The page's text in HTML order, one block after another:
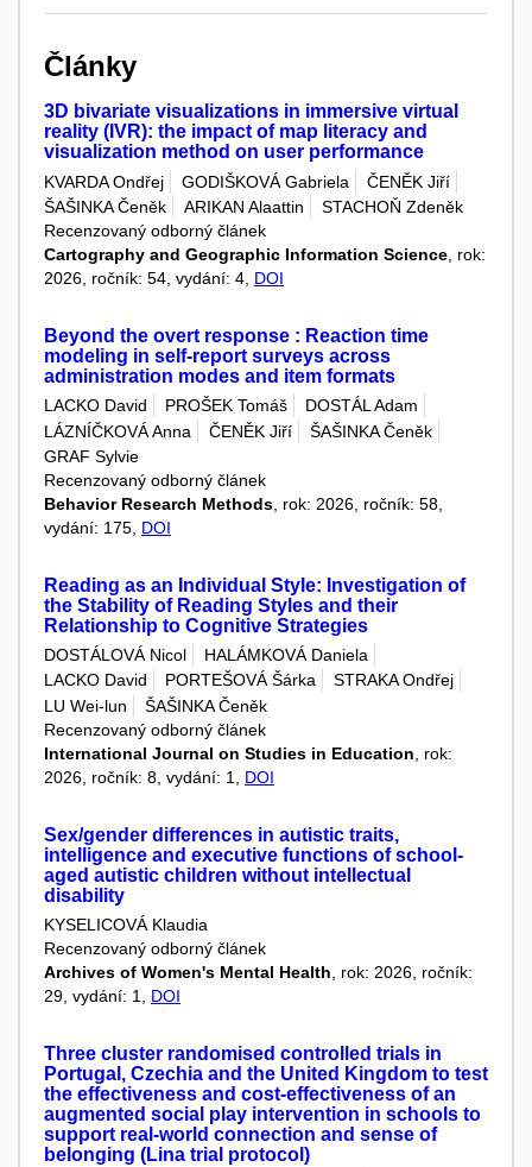
Články
3D bivariate visualizations in immersive virtual
reality (IVR): the impact of map literacy and
visualization method on user performance
KVARDA Ondřej GODIŠKOVÁ Gabriela
ČENĚK Jiří
ŠAŠINKA Čeněk
ARIKAN Alaattin
STACHOŇ Zdeněk
Recenzovaný odborný článek
Cartography and Geographic Information Science , rok:
2026, ročník: 54, vydání: 4, DOI
Beyond the overt response : Reaction time
modeling in self-report surveys across
administration modes and item formats
LACKO David PROŠEK Tomáš
DOSTÁL Adam
LÁZNÍČKOVÁ Anna
ČENĚK Jiří
ŠAŠINKA Čeněk
GRAF Sylvie
Recenzovaný odborný článek
Behavior Research Methods , rok: 2026, ročník: 58,
vydání: 175, DOI
Reading as an Individual Style: Investigation of
the Stability of Reading Styles and their
Relationship to Cognitive Strategies
DOSTÁLOVÁ Nicol
HALÁMKOVÁ Daniela
LACKO David
PORTEŠOVÁ Šárka
STRAKA Ondřej
LU Wei-lun
ŠAŠINKA Čeněk
Recenzovaný odborný článek
International Journal on Studies in Education , rok:
2026, ročník: 8, vydání: 1, DOI
Sex/gender differences in autistic traits,
intelligence and executive functions of school-
aged autistic children without intellectual
disability
KYSELICOVÁ Klaudia
Recenzovaný odborný článek
Archives of Women's Mental Health , rok: 2026, ročník:
29, vydání: 1, DOI
Three cluster randomised controlled trials in
Portugal, Czechia and the United Kingdom to test
the effectiveness and cost-effectiveness of an
augmented social play intervention in schools to
support real-world connection and sense of
belonging (Lina trial protocol)